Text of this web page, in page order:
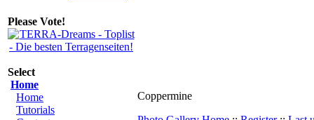
Please Vote!
Select
Home
Home
Tutorials
Coppermine